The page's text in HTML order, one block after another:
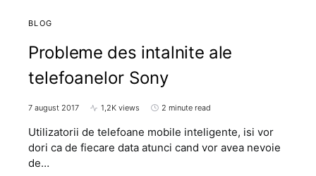
BLOG
Probleme des intalnite ale
telefoanelor Sony
7 august 2017 1,2K views 2 minute read
Utilizatorii de telefoane mobile inteligente, isi vor
dori ca de fiecare data atunci cand vor avea nevoie
de…